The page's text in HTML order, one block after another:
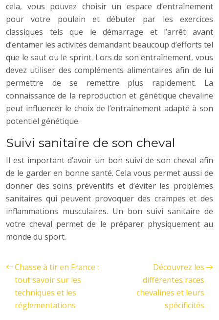
cela, vous pouvez choisir un espace d’entraînement
pour votre poulain et débuter par les exercices
classiques tels que le démarrage et l’arrêt avant
d’entamer les activités demandant beaucoup d’efforts tel
que le saut ou le sprint. Lors de son entraînement, vous
devez utiliser des compléments alimentaires afin de lui
permettre de se remettre plus rapidement. La
connaissance de la reproduction et génétique chevaline
peut influencer le choix de l’entraînement adapté à son
potentiel génétique.
Suivi sanitaire de son cheval
Il est important d’avoir un bon suivi de son cheval afin
de le garder en bonne santé. Cela vous permet aussi de
donner des soins préventifs et d’éviter les problèmes
sanitaires qui peuvent provoquer des crampes et des
inflammations musculaires. Un bon suivi sanitaire de
votre cheval permet de le préparer physiquement au
monde du sport.
Chasse à tir en France :
tout savoir sur les
techniques et les
réglementations
Découvrez les
différentes races
chevalines et leurs
spécificités